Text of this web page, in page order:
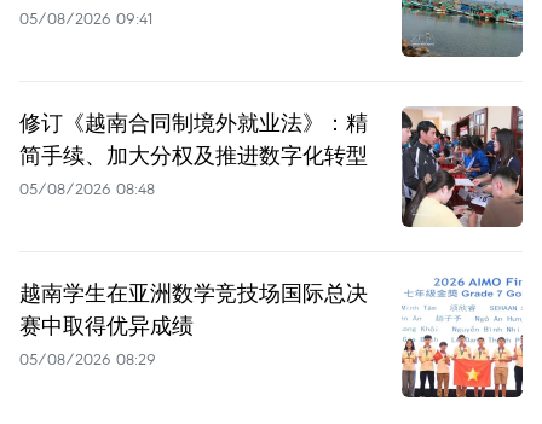
05/08/2026 09:41
修订《越南合同制境外就业法》：精
简手续、加大分权及推进数字化转型
05/08/2026 08:48
越南学生在亚洲数学竞技场国际总决
赛中取得优异成绩
05/08/2026 08:29